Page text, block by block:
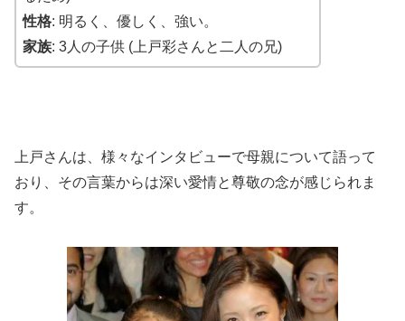
性格: 明るく、優しく、強い。
家族: 3人の子供 (上戸彩さんと二人の兄)
上戸さんは、様々なインタビューで母親について語って
おり、その言葉からは深い愛情と尊敬の念が感じられま
す。